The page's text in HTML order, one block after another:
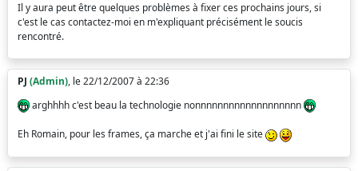
Il y aura peut être quelques problèmes à fixer ces prochains jours, si
c'est le cas contactez-moi en m'expliquant précisément le soucis
rencontré.
PJ (Admin), le 22/12/2007 à 22:36
arghhhh c'est beau la technologie nonnnnnnnnnnnnnnnnnnn
Eh Romain, pour les frames, ça marche et j'ai fini le site